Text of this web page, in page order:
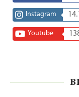
Instagram
Youtube